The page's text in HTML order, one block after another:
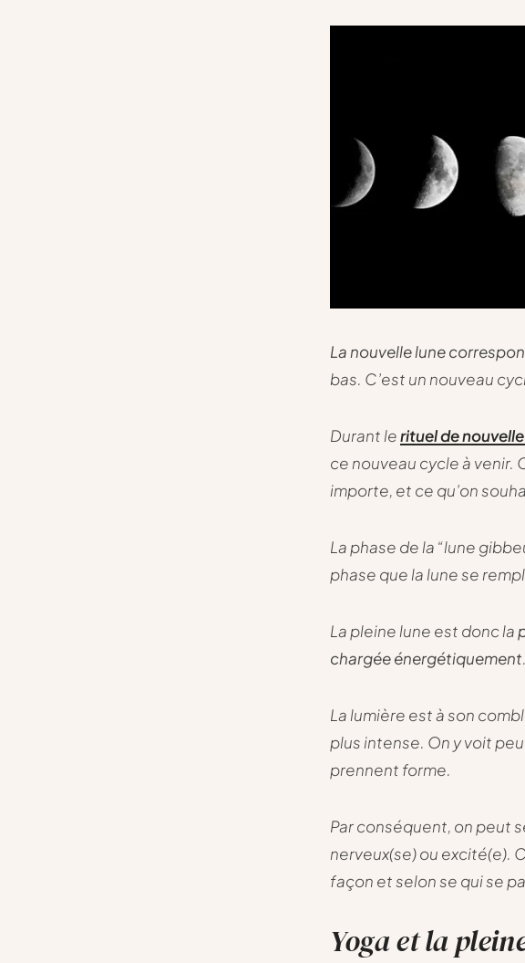
La nouvelle lune
bas. C’est un nouveau
Durant lerituel de
ce nouveau cycle à venir.
importe, et ce qu’on
La phase de la “lune
phase que la lune se
La pleine lune est donc la
chargée énergétiquement.
La lumière est à son
plus intense. On y voit
prennent forme.
Par conséquent, on peut
nerveux(se) ou excité(e).
façon et selon se qui se
Yoga et la